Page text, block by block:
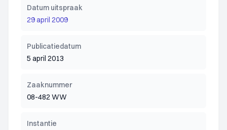
Datum uitspraak
29 april 2009
Publicatiedatum
5 april 2013
Zaaknummer
08-482 WW
Instantie